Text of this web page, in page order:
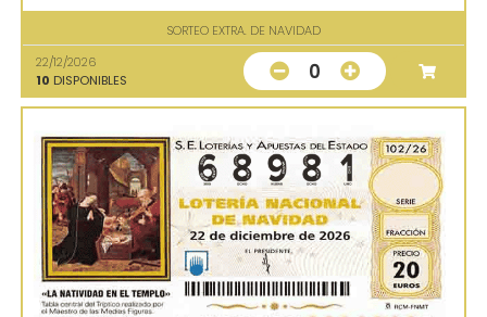
SORTEO EXTRA. DE NAVIDAD
22/12/2026
10 DISPONIBLES 0